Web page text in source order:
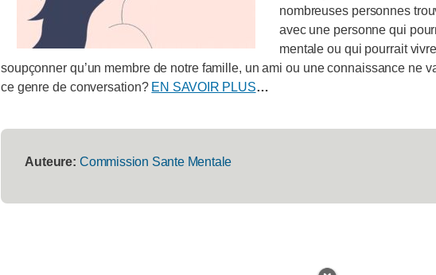
nombreuses personnes
avec une personne qui
mentale ou qui pourrait
soupçonner qu’un membre de notre famille, un ami ou une connaissance ne
ce genre de conversation? EN SAVOIR PLUS…
Auteure:Commission Sante Mentale